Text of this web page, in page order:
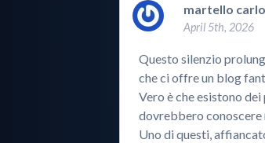
martello carlo
April 5th, 2026
Questo silenzio
che ci offre un blog
Vero è che esistono
dovrebbero
Uno di questi,